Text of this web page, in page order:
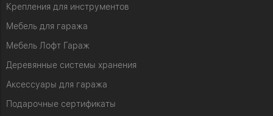
Крепления для инструментов
Мебель для гаража
Мебель Лофт Гараж
Деревянные системы хранения
Аксессуары для гаража
Подарочные сертификаты